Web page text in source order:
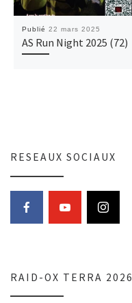
Publié 22 mars 2025
AS Run Night 2025 (72)
RESEAUX SOCIAUX
RAID-OX TERRA 2026